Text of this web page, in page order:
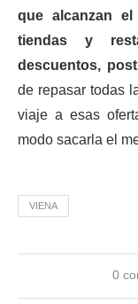
que alcanzan
tiendas y
descuentos,
de repasar todas
viaje a esas
modo sacarla el
VIENA
0